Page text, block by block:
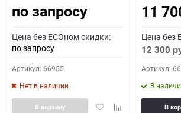
по запросу
Цена без ECOном скидки:
по запросу
Артикул: 66955
Нет в наличии
ДобавитьДобавить
В корзину
11
Цена без
12 300
Артикул:
В
В